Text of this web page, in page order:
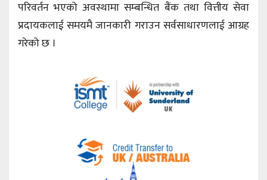
परिवर्तन भएको अवस्थामा सम्बन्धित बैंक तथा वित्तीय सेवा
प्रदायकलाई समयमै जानकारी गराउन सर्वसाधारणलाई आग्रह
गरेको छ ।